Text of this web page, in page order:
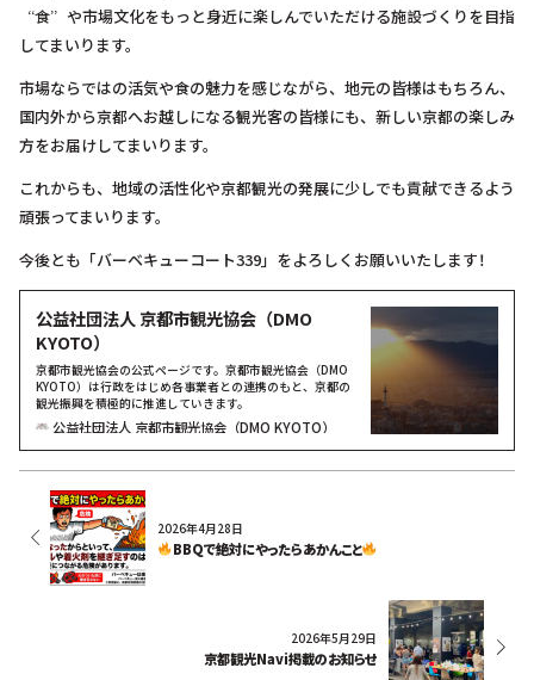
“食”や市場文化をもっと身近に楽しんでいただける施設づくりを目指
してまいります。
市場ならではの活気や食の魅力を感じながら、地元の皆様はもちろん、
国内外から京都へお越しになる観光客の皆様にも、新しい京都の楽しみ
方をお届けしてまいります。
これからも、地域の活性化や京都観光の発展に少しでも貢献できるよう
頑張ってまいります。
今後とも「バーベキューコート339」をよろしくお願いいたします！
公益社団法人 京都市観光協会（DMO
KYOTO）
京都市観光協会の公式ページです。京都市観光協会（DMO
KYOTO）は行政をはじめ各事業者との連携のもと、京都の
観光振興を積極的に推進していきます。
公益社団法人 京都市観光協会（DMO KYOTO）
2026年4月28日
BBQで絶対にやったらあかんこと
2026年5月29日
京都観光Navi掲載のお知らせ